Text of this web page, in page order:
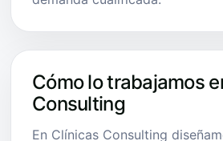
Cómo lo trabajamos
Consulting
En Clínicas Consulting